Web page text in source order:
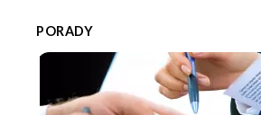
PORADY